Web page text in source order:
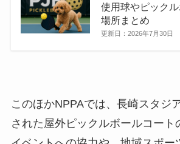
使用球やピック
場所まとめ
更新日： 2026年7月30日
このほかNPPAでは、長崎スタジ
された屋外ピックルボールコート